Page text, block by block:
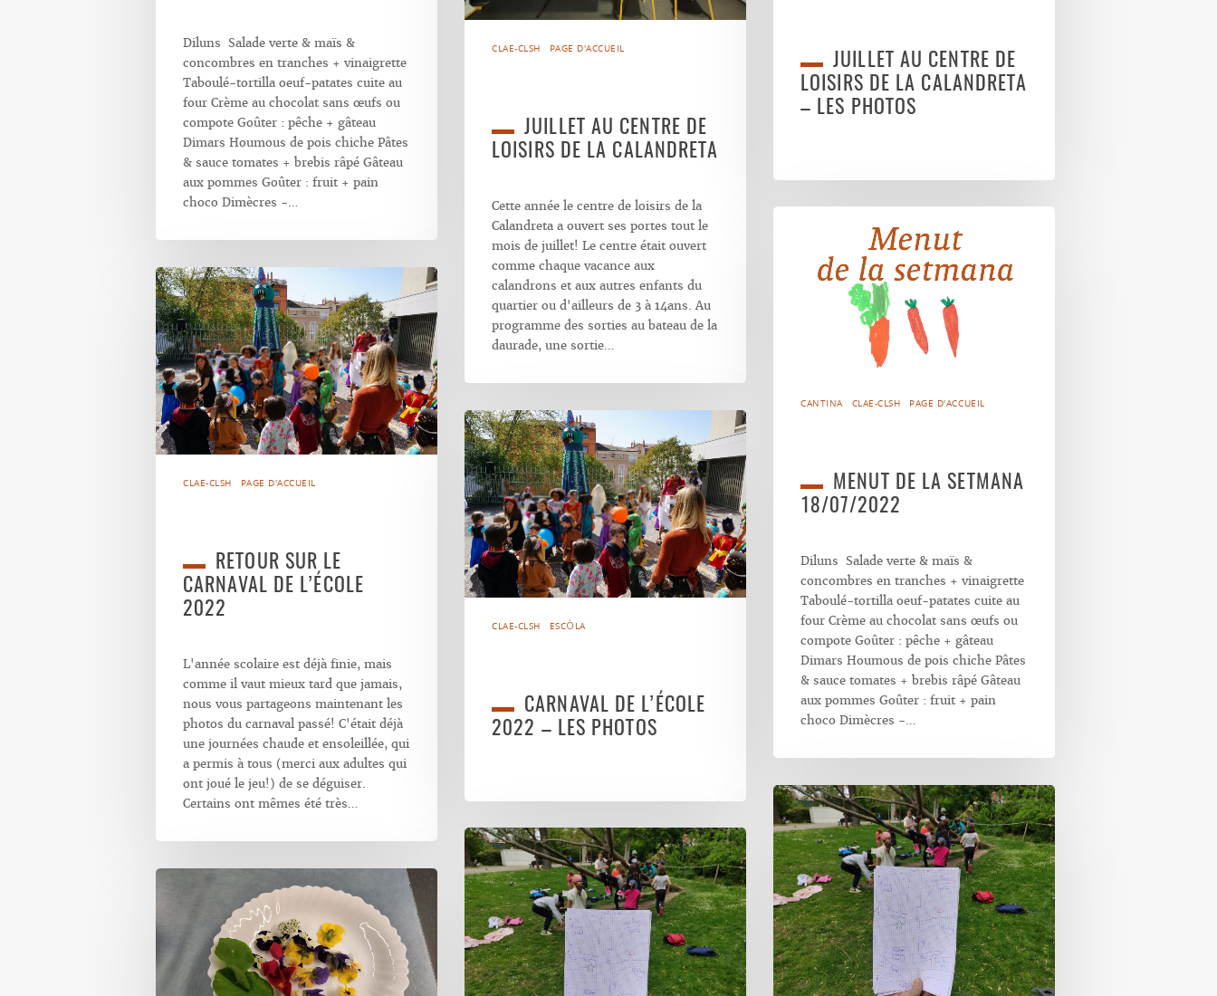
JUILLET AU CENTRE DE
LOISIRS DE LA CALANDRETA
– LES PHOTOS
CLAE-CLSH PAGE D'ACCUEIL
JUILLET AU CENTRE DE
LOISIRS DE LA CALANDRETA
Cette année le centre de loisirs de la
Calandreta a ouvert ses portes tout le
mois de juillet! Le centre était ouvert
comme chaque vacance aux
calandrons et aux autres enfants du
quartier ou d'ailleurs de 3 à 14ans. Au
programme des sorties au bateau de la
daurade, une sortie…
Diluns Salade verte & maïs &
concombres en tranches + vinaigrette
Taboulé-tortilla oeuf-patates cuite au
four Crème au chocolat sans œufs ou
compote Goûter : pêche + gâteau
Dimars Houmous de pois chiche Pâtes
& sauce tomates + brebis râpé Gâteau
aux pommes Goûter : fruit + pain
choco Dimècres -…
CANTINA CLAE-CLSH PAGE D'ACCUEIL
MENUT DE LA SETMANA
18/07/2022
Diluns Salade verte & maïs &
concombres en tranches + vinaigrette
Taboulé-tortilla oeuf-patates cuite au
four Crème au chocolat sans œufs ou
compote Goûter : pêche + gâteau
Dimars Houmous de pois chiche Pâtes
& sauce tomates + brebis râpé Gâteau
aux pommes Goûter : fruit + pain
choco Dimècres -…
CLAE-CLSH PAGE D'ACCUEIL
RETOUR SUR LE
CARNAVAL DE L’ÉCOLE
2022
L'année scolaire est déjà finie, mais
comme il vaut mieux tard que jamais,
nous vous partageons maintenant les
photos du carnaval passé! C'était déjà
une journées chaude et ensoleillée, qui
a permis à tous (merci aux adultes qui
ont joué le jeu!) de se déguiser.
Certains ont mêmes été très…
CLAE-CLSH ESCÒLA
CARNAVAL DE L’ÉCOLE
2022 – LES PHOTOS